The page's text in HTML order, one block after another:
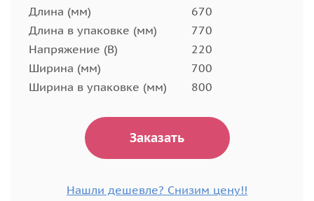
Длина (мм)
670
Длина в упаковке (мм)
770
Напряжение (В)
220
Ширина (мм)
700
Ширина в упаковке (мм)
800
Заказать
Нашли дешевле? Снизим цену!!